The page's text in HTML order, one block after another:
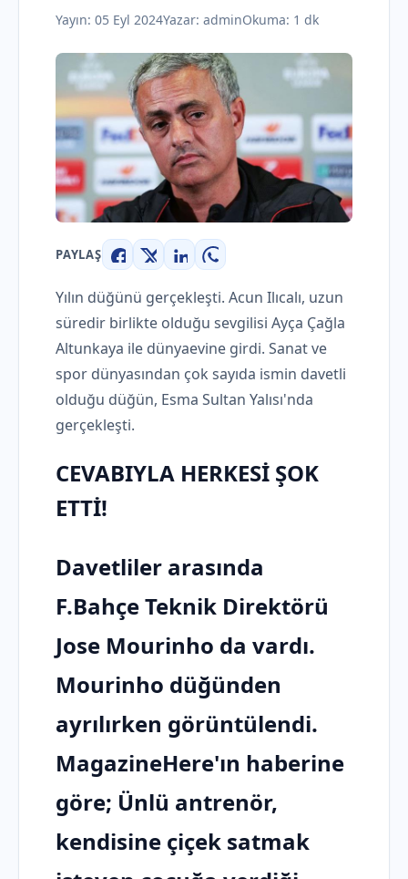
Yayın: 05 Eyl 2024Yazar: adminOkuma: 1 dk
PAYLAŞ
Facebook
X LinkedInWhatsApp
Yılın düğünü gerçekleşti. Acun Ilıcalı, uzun
süredir birlikte olduğu sevgilisi Ayça Çağla
Altunkaya ile dünyaevine girdi. Sanat ve
spor dünyasından çok sayıda ismin davetli
olduğu düğün, Esma Sultan Yalısı'nda
gerçekleşti.
CEVABIYLA HERKESİ ŞOK
ETTİ!
Davetliler arasında
F.Bahçe Teknik Direktörü
Jose Mourinho da vardı.
Mourinho düğünden
ayrılırken görüntülendi.
MagazineHere'ın haberine
göre; Ünlü antrenör,
kendisine çiçek satmak